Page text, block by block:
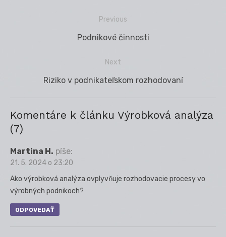
Previous
Previous
Podnikové činnosti
Next
Next
Riziko v podnikateľskom rozhodovaní
Komentáre k článku Výrobková analýza
(7)
Martina H. píše:
21. 5. 2024 o 23:20
Ako výrobková analýza ovplyvňuje rozhodovacie procesy vo
výrobných podnikoch?
ODPOVEDAŤ